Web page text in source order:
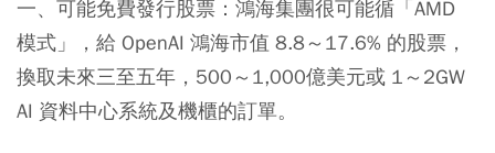
一、可能免費發行股票 ：鴻海集團很可能循「AMD
模式」，給 OpenAI 鴻海市值 8.8～17.6% 的股票，
換取未來三至五年，500～1,000億美元或 1～2GW
AI 資料中心系統及機櫃的訂單。